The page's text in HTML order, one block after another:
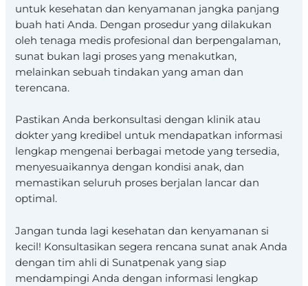
untuk kesehatan dan kenyamanan jangka panjang
buah hati Anda. Dengan prosedur yang dilakukan
oleh tenaga medis profesional dan berpengalaman,
sunat bukan lagi proses yang menakutkan,
melainkan sebuah tindakan yang aman dan
terencana.
Pastikan Anda berkonsultasi dengan klinik atau
dokter yang kredibel untuk mendapatkan informasi
lengkap mengenai berbagai metode yang tersedia,
menyesuaikannya dengan kondisi anak, dan
memastikan seluruh proses berjalan lancar dan
optimal.
Jangan tunda lagi kesehatan dan kenyamanan si
kecil! Konsultasikan segera rencana sunat anak Anda
dengan tim ahli di Sunatpenak yang siap
mendampingi Anda dengan informasi lengkap